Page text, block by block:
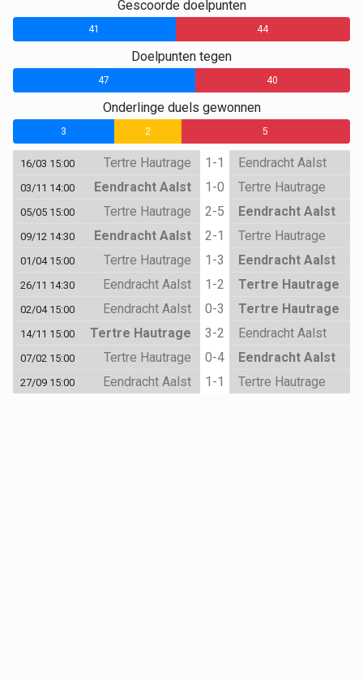
Gescoorde doelpunten
41 44
Doelpunten tegen
47 40
Onderlinge duels gewonnen
3 2 5
16/03 15:00 Tertre Hautrage 1-1 Eendracht Aalst
03/11 14:00 Eendracht Aalst 1-0 Tertre Hautrage
05/05 15:00 Tertre Hautrage 2-5 Eendracht Aalst
09/12 14:30 Eendracht Aalst 2-1 Tertre Hautrage
01/04 15:00 Tertre Hautrage 1-3 Eendracht Aalst
26/11 14:30 Eendracht Aalst 1-2 Tertre Hautrage
02/04 15:00 Eendracht Aalst 0-3 Tertre Hautrage
14/11 15:00 Tertre Hautrage 3-2 Eendracht Aalst
07/02 15:00 Tertre Hautrage 0-4 Eendracht Aalst
27/09 15:00 Eendracht Aalst 1-1 Tertre Hautrage